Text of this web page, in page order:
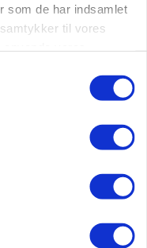
som de har indsamlet
til vores